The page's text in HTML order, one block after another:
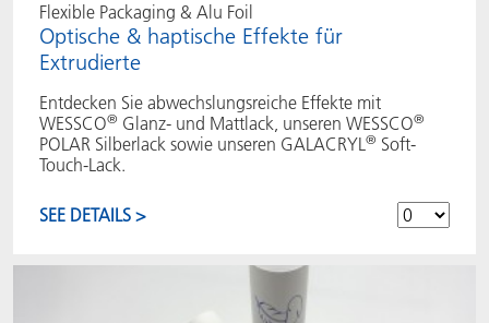
Flexible Packaging & Alu Foil
Optische & haptische Effekte für
Extrudierte
Entdecken Sie abwechslungsreiche Effekte mit
WESSCO® Glanz- und Mattlack, unseren WESSCO®
POLAR Silberlack sowie unseren GALACRYL® Soft-
Touch-Lack.
SEE DETAILS >